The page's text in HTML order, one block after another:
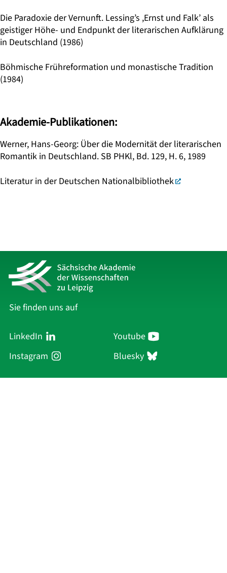
Die Paradoxie der Vernunft. Lessing’s ,Ernst und Falk’ als
geistiger Höhe- und Endpunkt der literarischen Aufklärung
in Deutschland (1986)
Böhmische Frühreformation und monastische Tradition
(1984)
Akademie-Publikationen:
Werner, Hans-Georg: Über die Modernität der literarischen
Romantik in Deutschland. SB PHKl, Bd. 129, H. 6, 1989
Literatur in der Deutschen Nationalbibliothek
Sie finden uns auf
LinkedIn
Youtube
Instagram
Bluesky